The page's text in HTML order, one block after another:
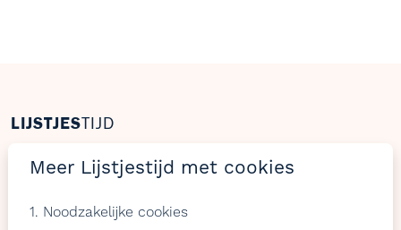
LIJSTJESTIJD
Welkom op Lijstjestijd, hét online platform om
verlanglijstjes te maken met producten van gelijk welke
Meer Lijstjestijd met cookies
1. Noodzakelijke cookies